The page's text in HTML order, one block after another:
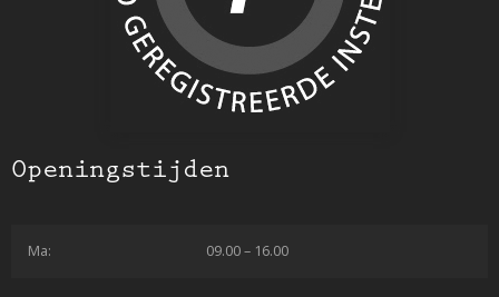
Openingstijden
Ma: 09.00 – 16.00